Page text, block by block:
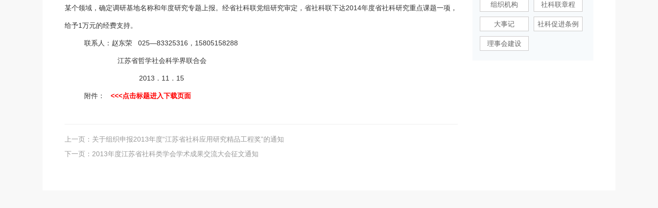
某个领域，确定调研基地名称和年度研究专题上报。经省社科联党组研究审定，省社科联下达2014年度省社科研究重点课题一项，
给予1万元的经费支持。
联系人：赵东荣 025—83325316，15805158288
江苏省哲学社会科学界联合会
2013．11．15
附件： <<<点击标题进入下载页面
上一页： 关于组织申报2013年度“江苏省社科应用研究精品工程奖”的通知
下一页： 2013年度江苏省社科类学会学术成果交流大会征文通知
组织机构 社科联章程
大事记 社科促进条例
理事会建设